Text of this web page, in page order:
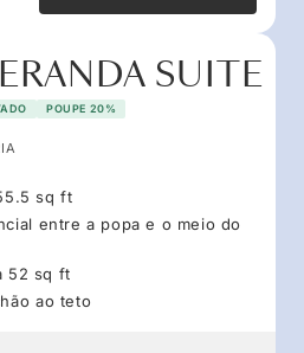
SUITE
POUPE 20%
sq ft
entre a popa e o meio do
52 sq ft
ao teto